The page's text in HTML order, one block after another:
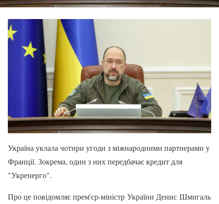
Україна уклала чотири угоди з міжнародними партнерами у
Франції. Зокрема, один з них передбачає кредит для
"Укренерго".
Про це повідомляє прем'єр-міністр України Денис Шмигаль